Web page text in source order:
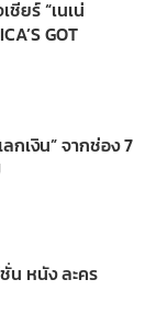
ยร์ “เนเน่
GOT
กเงิน” จากช่อง 7
น หนัง ละคร